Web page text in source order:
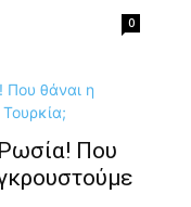
0
Που